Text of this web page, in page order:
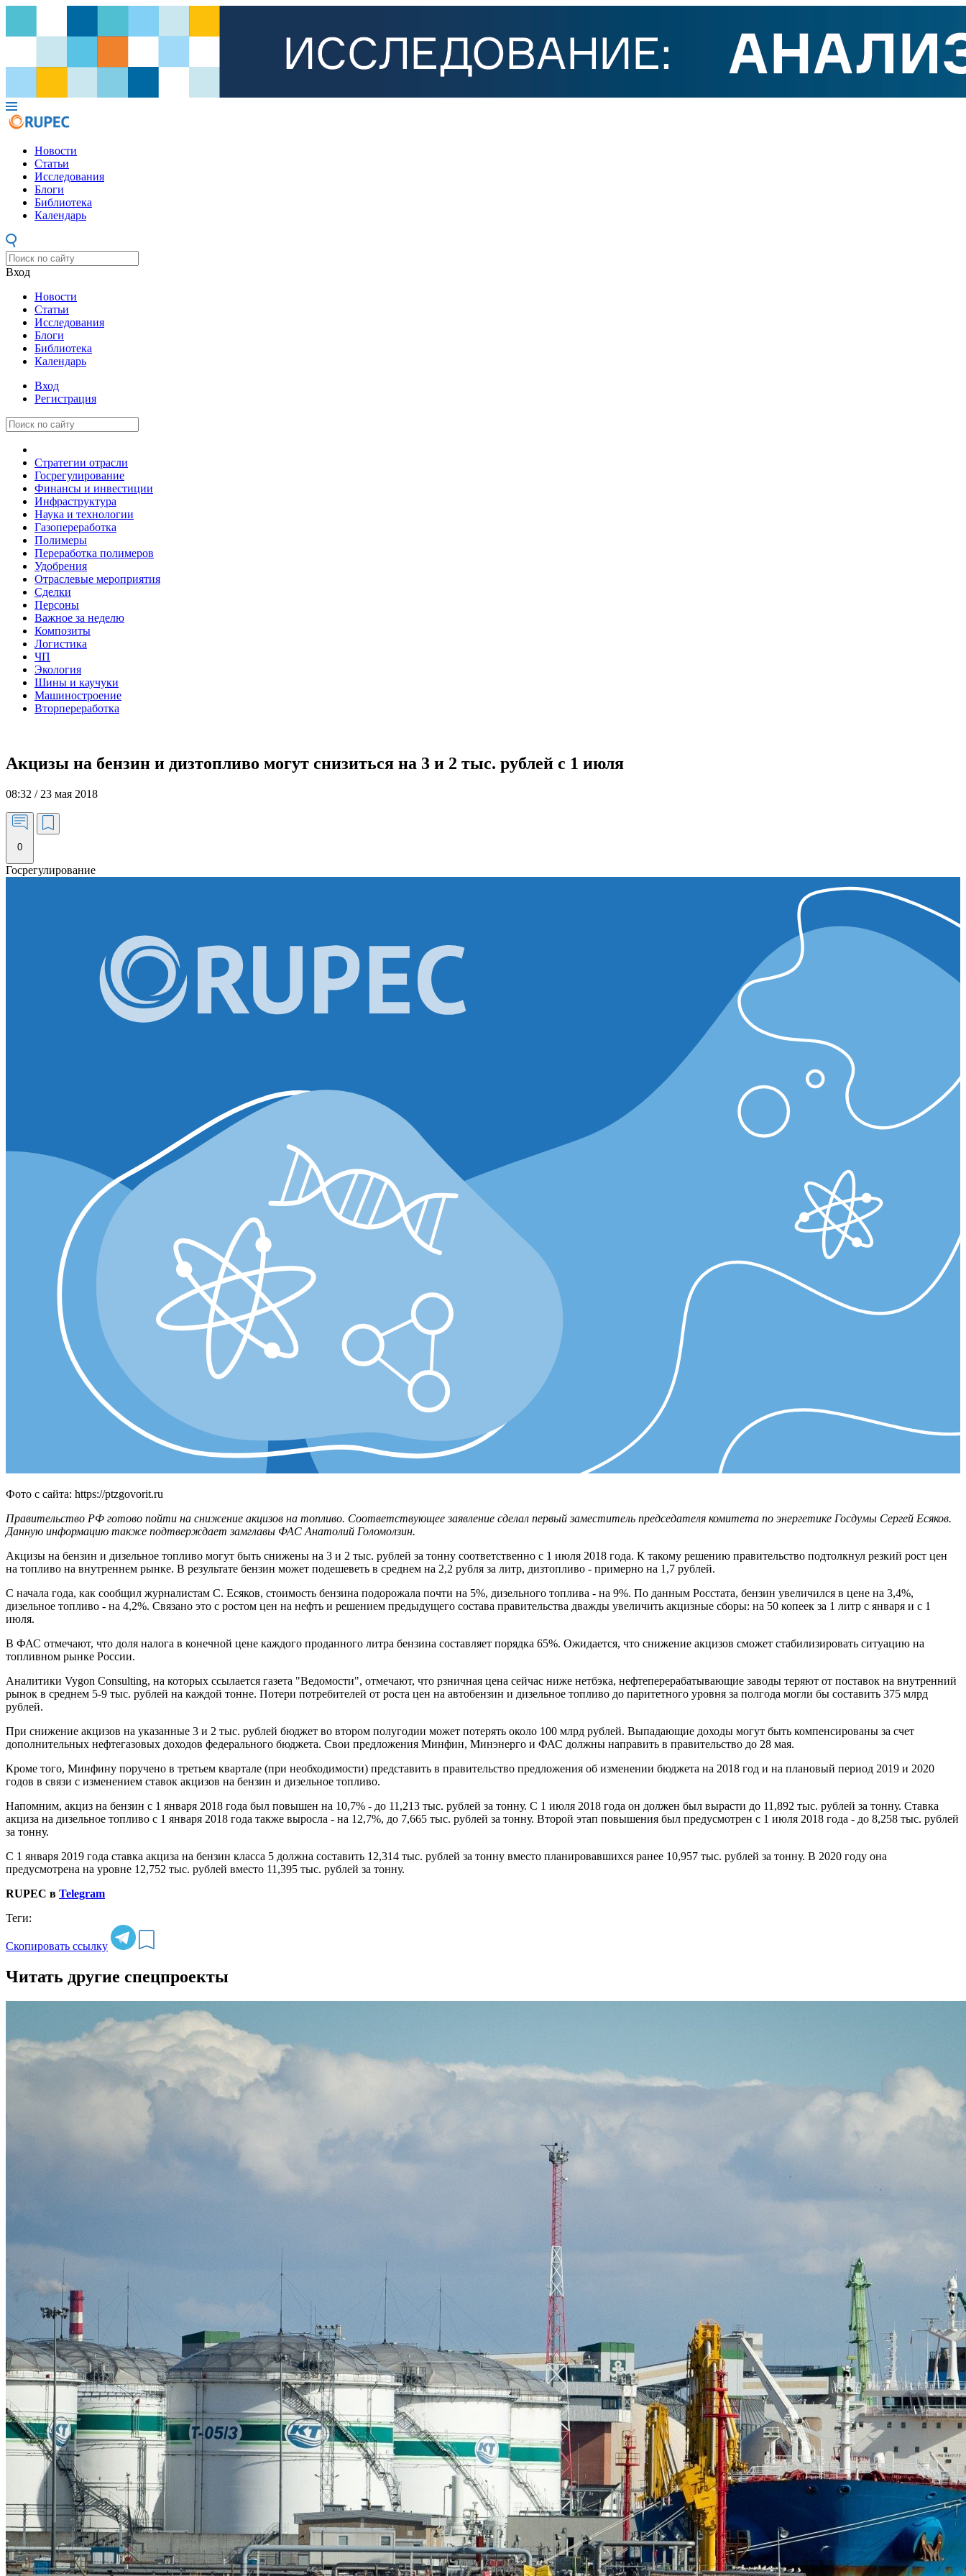
Новости
Статьи
Исследования
Блоги
Библиотека
Календарь
Вход
Новости
Статьи
Исследования
Блоги
Библиотека
Календарь
Вход
Регистрация
Стратегии отрасли
Госрегулирование
Финансы и инвестиции
Инфраструктура
Наука и технологии
Газопереработка
Полимеры
Переработка полимеров
Удобрения
Отраслевые мероприятия
Сделки
Персоны
Важное за неделю
Композиты
Логистика
ЧП
Экология
Шины и каучуки
Машиностроение
Вторпереработка
Акцизы на бензин и дизтопливо могут снизиться на 3 и 2 тыс. рублей с 1 июля
08:32 / 23 мая 2018
0
Фото с сайта: https://ptzgovorit.ru
Правительство РФ готово пойти на снижение акцизов на топливо. Соответствующее заявление сделал первый заместитель председателя комитета по энергетике Госдумы Сергей Есяков.
Данную информацию также подтверждает замглавы ФАС Анатолий Голомолзин.
Акцизы на бензин и дизельное топливо могут быть снижены на 3 и 2 тыс. рублей за тонну соответственно с 1 июля 2018 года. К такому решению правительство подтолкнул резкий рост цен
на топливо на внутреннем рынке. В результате бензин может подешеветь в среднем на 2,2 рубля за литр, дизтопливо - примерно на 1,7 рублей.
С начала года, как сообщил журналистам С. Есяков, стоимость бензина подорожала почти на 5%, дизельного топлива - на 9%. По данным Росстата, бензин увеличился в цене на 3,4%,
дизельное топливо - на 4,2%. Связано это с ростом цен на нефть и решением предыдущего состава правительства дважды увеличить акцизные сборы: на 50 копеек за 1 литр с января и с 1
июля.
В ФАС отмечают, что доля налога в конечной цене каждого проданного литра бензина составляет порядка 65%. Ожидается, что снижение акцизов сможет стабилизировать ситуацию на
топливном рынке России.
Аналитики Vygon Consulting, на которых ссылается газета "Ведомости", отмечают, что рзничная цена сейчас ниже нетбэка, нефтеперерабатывающие заводы теряют от поставок на внутренний
рынок в среднем 5-9 тыс. рублей на каждой тонне. Потери потребителей от роста цен на автобензин и дизельное топливо до паритетного уровня за полгода могли бы составить 375 млрд
рублей.
При снижение акцизов на указанные 3 и 2 тыс. рублей бюджет во втором полугодии может потерять около 100 млрд рублей. Выпадающие доходы могут быть компенсированы за счет
дополнительных нефтегазовых доходов федерального бюджета. Свои предложения Минфин, Минэнерго и ФАС должны направить в правительство до 28 мая.
Кроме того, Минфину поручено в третьем квартале (при необходимости) представить в правительство предложения об изменении бюджета на 2018 год и на плановый период 2019 и 2020
годов в связи с изменением ставок акцизов на бензин и дизельное топливо.
Напомним, акциз на бензин с 1 января 2018 года был повышен на 10,7% - до 11,213 тыс. рублей за тонну. С 1 июля 2018 года он должен был вырасти до 11,892 тыс. рублей за тонну. Ставка
акциза на дизельное топливо с 1 января 2018 года также выросла - на 12,7%, до 7,665 тыс. рублей за тонну. Второй этап повышения был предусмотрен с 1 июля 2018 года - до 8,258 тыс. рублей
за тонну.
С 1 января 2019 года ставка акциза на бензин класса 5 должна составить 12,314 тыс. рублей за тонну вместо планировавшихся ранее 10,957 тыс. рублей за тонну. В 2020 году она
предусмотрена на уровне 12,752 тыс. рублей вместо 11,395 тыс. рублей за тонну.
RUPEC в Telegram
Теги:
Скопировать ссылку
Читать другие спецпроекты